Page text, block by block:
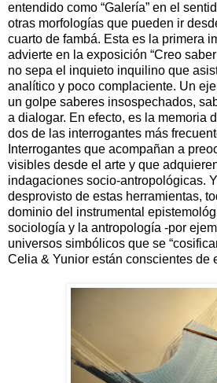
entendido como “Galería” en el
otras morfologías que pueden ir
cuarto de fambá. Esta es la primera
advierte en la exposición “Creo
no sepa el inquieto inquilino que
analítico y poco complaciente. Un
un golpe saberes insospechados,
a dialogar. En efecto, es la memoria
dos de las interrogantes más
Interrogantes que acompañan a
visibles desde el arte y que
indagaciones socio-antropológicas.
desprovisto de estas herramientas,
dominio del instrumental
sociología y la antropología -por
universos simbólicos que se
Celia & Yunior están conscientes de